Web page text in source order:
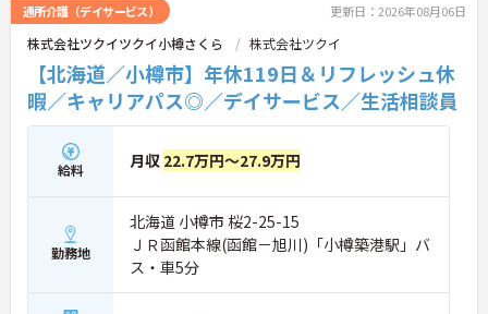
フレッシュ休暇やこども休暇など特別休暇が充実
・産休育休や産後パパ育休制度など子育て支援体制
が万全
【安心の高待遇と福利厚生】
・処遇改善手当を毎月および半期末手当として全額
還元 ・配偶者1万円や満18歳未満の子5千円の手厚
い扶養手当を支給
・結婚・出生・入学のお祝い金やヘルスチェック補
助など独自の福利厚生制度を用意
アップが可能
・管理職や他職種への転換など多彩なキャリアプラ
ンを用意
通所介護（デイサービス） 更新日：2026年08月06日
株式会社ツクイツクイ小樽さくら 株式会社ツクイ
【北海道／小樽市】年休119日＆リフレッシュ休
暇／キャリアパス◎／デイサービス／生活相談員
給料 月収 22.7万円～27.9万円
勤務地
北海道 小樽市 桜2-25-15
ＪＲ函館本線(函館－旭川)「小樽築港駅」バ
ス・車5分